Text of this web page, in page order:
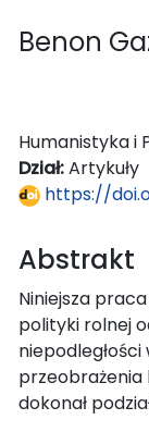
Benon
Humanistyka i
Dział:Artykuły
https://
Abstrakt
Niniejsza
polityki rolnej
przeobrażenia
dokonał